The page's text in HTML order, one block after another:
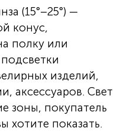
(15°–25°) —
конус,
полку или
изделий,
аксессуаров. Свет
зоны, покупатель
хотите показать.